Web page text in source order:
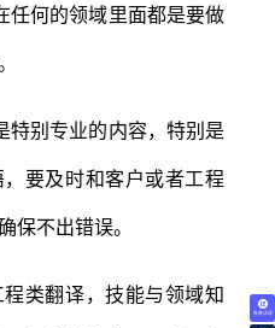
免费试译
何的领域里面都是要做
别专业的内容，特别是
要及时和客户或者工程
保不出错误。
类翻译，技能与领域知